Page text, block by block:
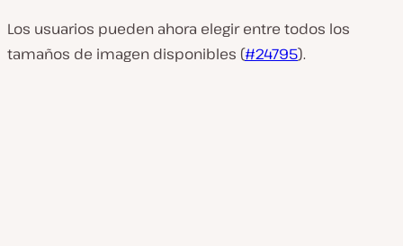
Los usuarios pueden ahora elegir entre todos los
tamaños de imagen disponibles (#24795).